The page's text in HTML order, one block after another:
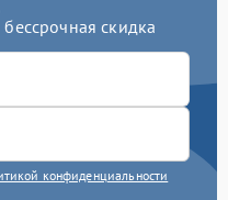
скидка
конфиденциальности